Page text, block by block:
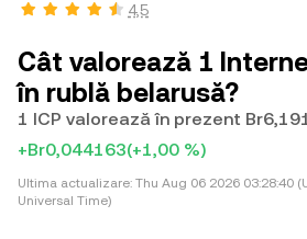
4,5
Cât valorează 1
în rublă belarusă?
1 ICP valorează în prezent
+Br0,044163(+1,00 %)
Ultima actualizare: Thu Aug 06 2026 03:28:40
Universal Time)